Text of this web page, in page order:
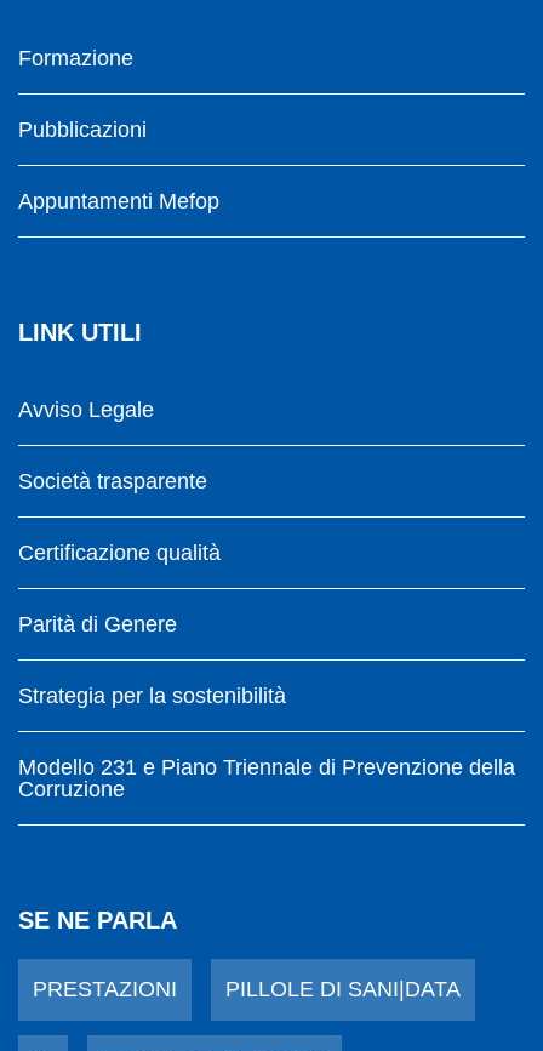
Formazione
Pubblicazioni
Appuntamenti Mefop
LINK UTILI
Avviso Legale
Società trasparente
Certificazione qualità
Parità di Genere
Strategia per la sostenibilità
Modello 231 e Piano Triennale di Prevenzione della
Corruzione
SE NE PARLA
PRESTAZIONI PILLOLE DI SANI|DATA